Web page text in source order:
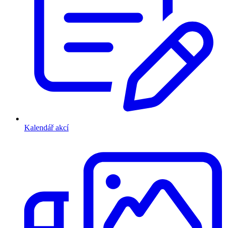
Kalendář akcí